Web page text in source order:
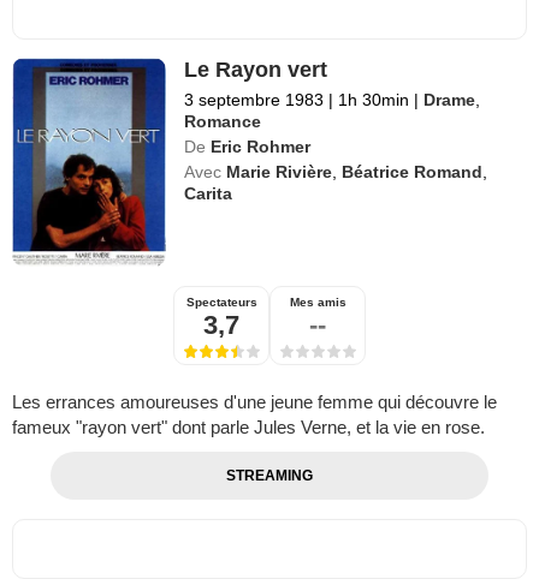
Le Rayon vert
3 septembre 1983 | 1h 30min | Drame
Romance
De Eric Rohmer
Avec Marie Rivière Béatrice Romand
Carita
Spectateurs
3,7
Mes amis
--
Les errances amoureuses d'une jeune femme qui découvre le
fameux "rayon vert" dont parle Jules Verne, et la vie en rose.
STREAMING